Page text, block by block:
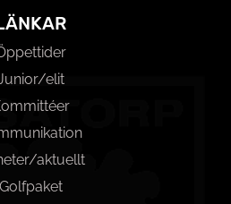
elit
aktuellt
Golfpaket